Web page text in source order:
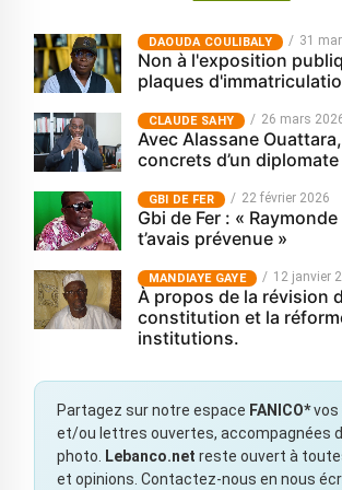
‎DAOUDA COULIBALY 31
Non à l'exposition
plaques
CLAUDE SAHY 26 mars
Avec Alassane
concrets d’un
GBI DE FER 22 février 2026
Gbi de Fer : «
t’avais prévenue »
MANDIAYE GAYE 12 janvier
À propos de la révision
constitution et la
institutions.
Partagez sur notre espace FANICO*vos
et/ou lettres ouvertes, accompagnées
photo.
Lebanco.net reste ouvert à
et opinions. Contactez-nous en nous